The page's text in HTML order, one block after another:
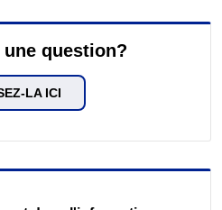
une question?
LA ICI